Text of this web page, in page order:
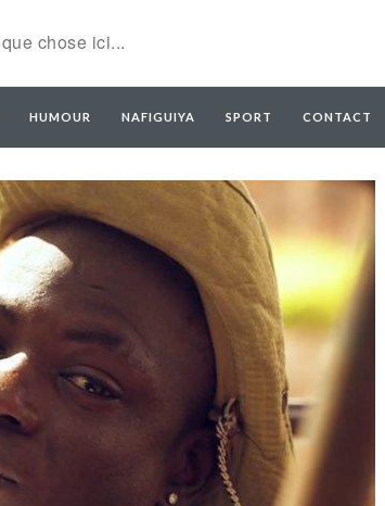
HUMOUR NAFIGUIYA SPORT CONTACT